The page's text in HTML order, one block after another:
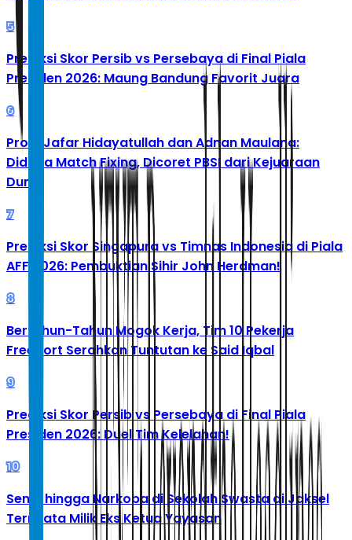
5
Prediksi Skor Persib vs Persebaya di Final Piala
Presiden 2026: Maung Bandung Favorit Juara
6
Profil Jafar Hidayatullah dan Adnan Maulana:
Diduga Match Fixing, Dicoret PBSI dari Kejuaraan
Dunia
7
Prediksi Skor Singapura vs Timnas Indonesia di Piala
AFF 2026: Pembuktian Sihir John Herdman!
8
Bertahun-Tahun Mogok Kerja, Tim 10 Pekerja
Freeport Serahkan Tuntutan ke Said Iqbal
9
Prediksi Skor Persib vs Persebaya di Final Piala
Presiden 2026: Duel Tim Kelelahan!
10
Senpi hingga Narkoba di Sekolah Swasta di Jaksel
Ternyata Milik Eks Ketua Yayasan